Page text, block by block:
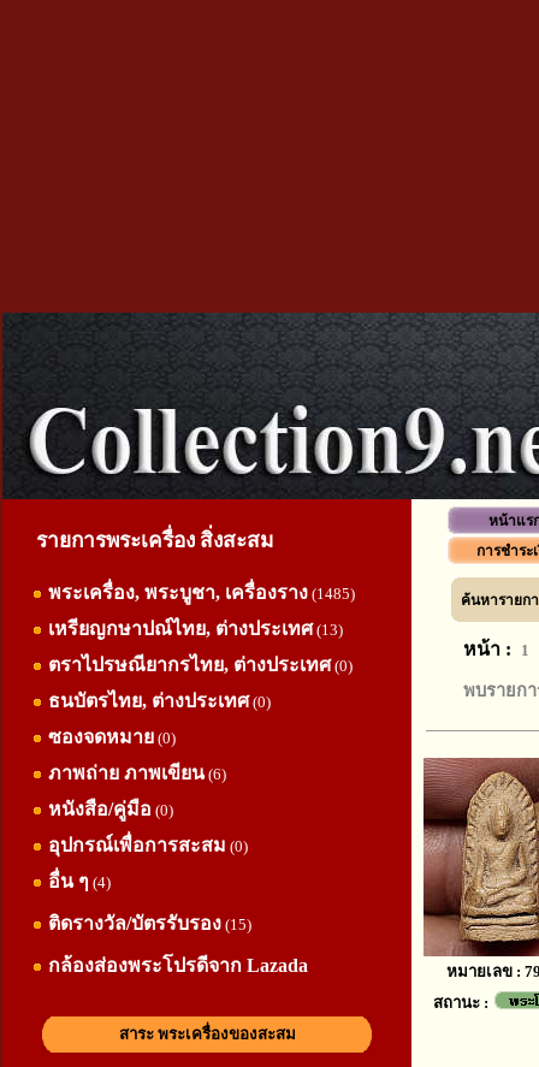
รายการพระเครื่อง สิ่งสะสม
พระเครื่อง, พระบูชา, เครื่องราง (1485)
เหรียญกษาปณ์ไทย, ต่างประเทศ(13)
ตราไปรษณียากรไทย, ต่างประเทศ(0)
ธนบัตรไทย, ต่างประเทศ(0)
ซองจดหมาย (0)
ภาพถ่าย ภาพเขียน(6)
หนังสือ/คู่มือ (0)
อุปกรณ์เพื่อการสะสม (0)
อื่น ๆ (4)
ติดรางวัล/บัตรรับรอง (15)
กล้องส่องพระโปรดีจาก Lazada
สาระ พระเครื่องของสะสม
หน้าแร
การชำระ
ค้นหารายก
หน้า : 1
พบรายก
หมายเลข :
สถานะ :